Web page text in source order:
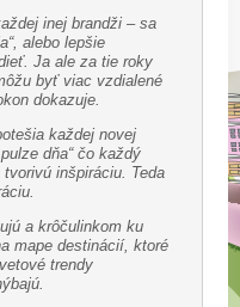
inej brandži – sa
alebo lepšie
Ja ale za tie roky
byť viac vzdialené
dokazuje.
každej novej
dňa“ čo každý
inšpiráciu. Teda
a krôčulinkom ku
mape destinácií, ktoré
trendy